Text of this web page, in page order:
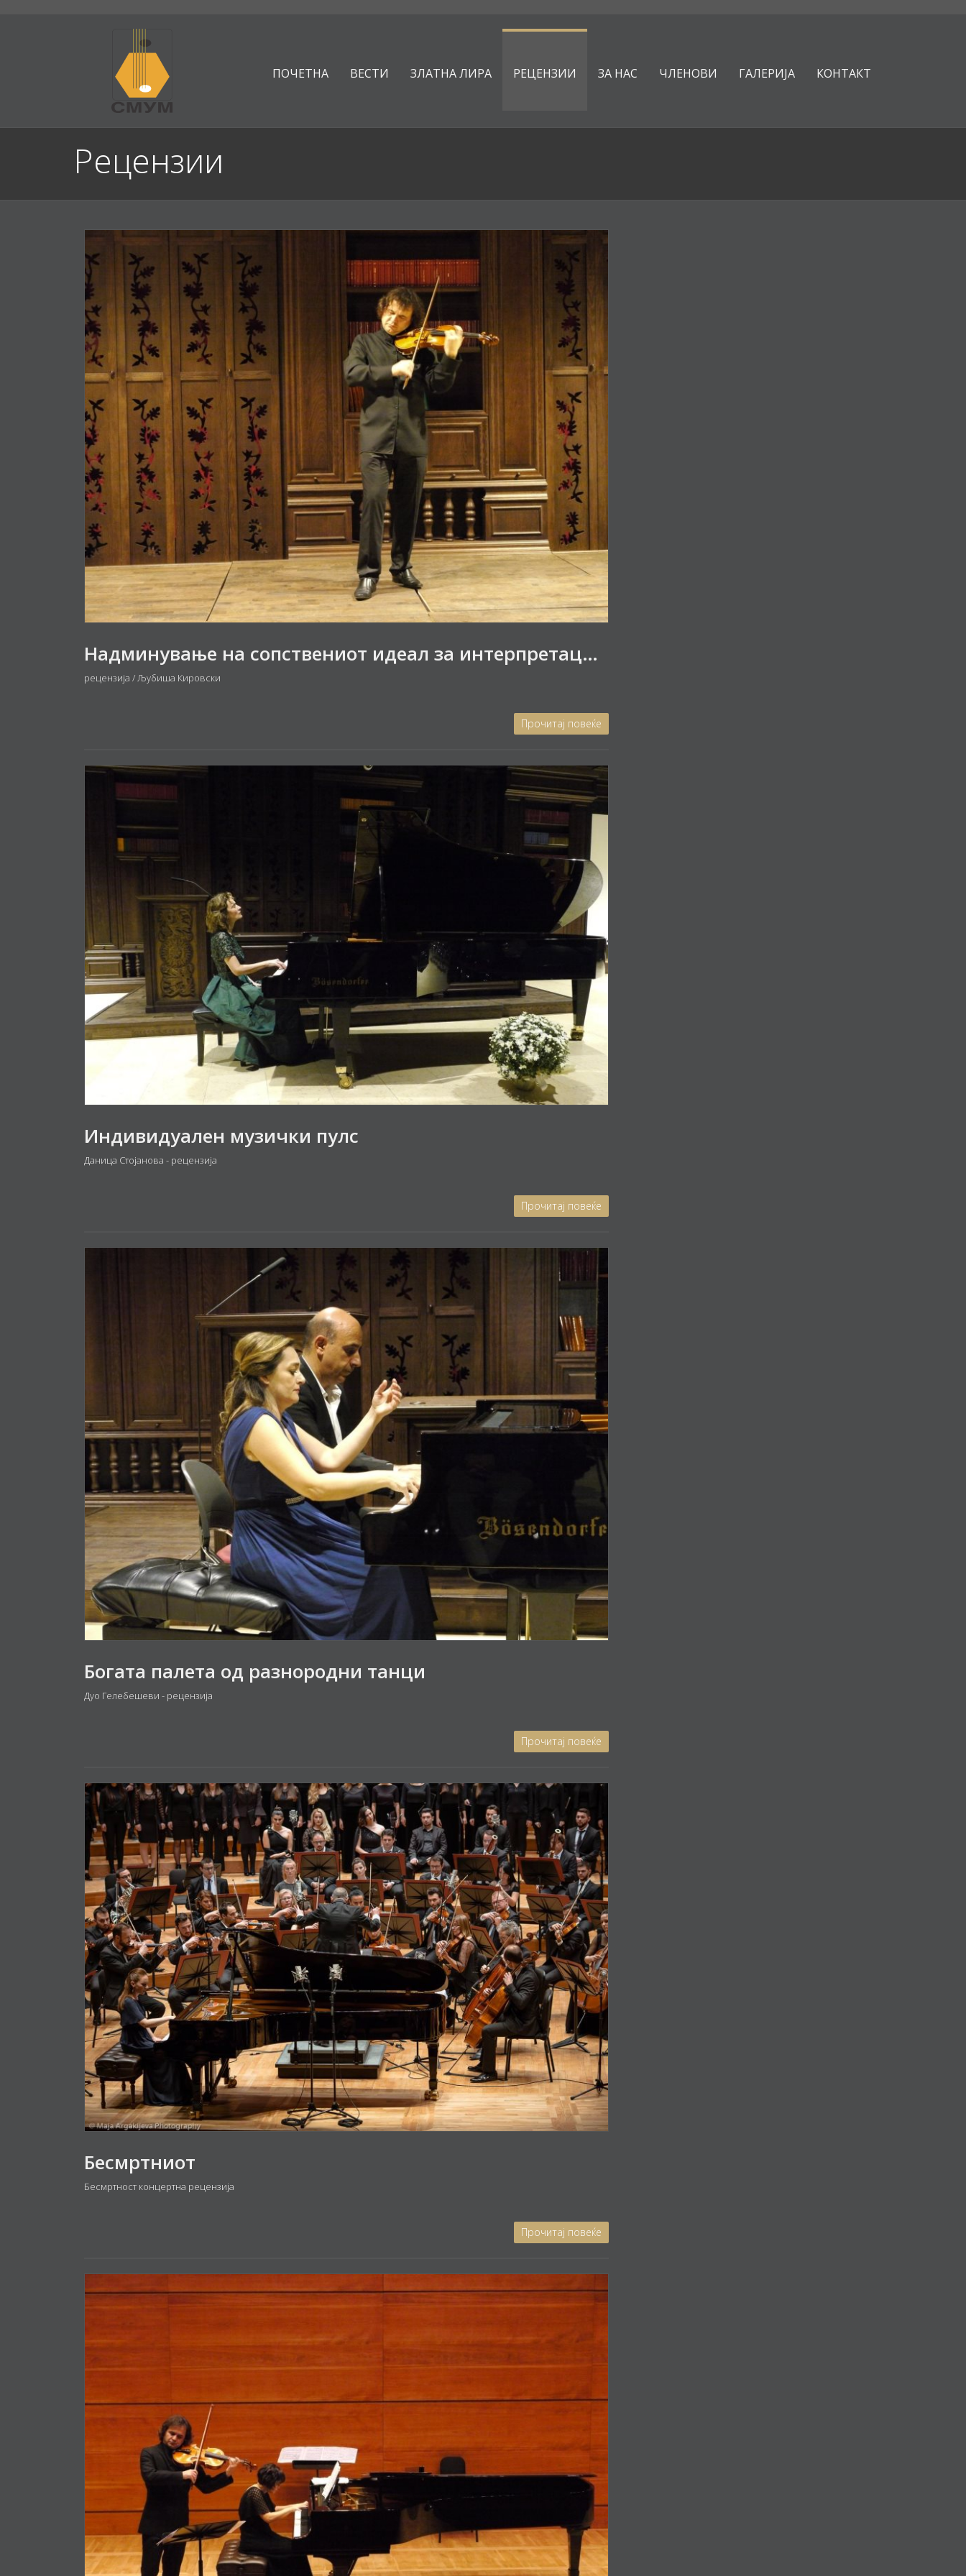
ПОЧЕТНА ВЕСТИ ЗЛАТНА ЛИРА РЕЦЕНЗИИ ЗА НАС ЧЛЕНОВИ ГАЛЕРИЈА КОНТАКТ
Рецензии
Надминување на сопствениот идеал за интерпретација
рецензија / Љубиша Кировски
Прочитај повеќе
Индивидуален музички пулс
Даница Стојанова - рецензија
Прочитај повеќе
Богата палета од разнородни танци
Дуо Гелебешеви - рецензија
Прочитај повеќе
Бесмртниот
Бесмртност концертна рецензија
Прочитај повеќе